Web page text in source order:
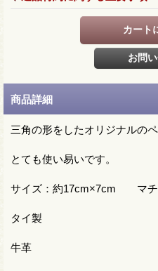
商品詳細
三角の形をしたオリジナルのペ
とても使い易いです。
サイズ：約17cm×7cm マチ
タイ製
牛革